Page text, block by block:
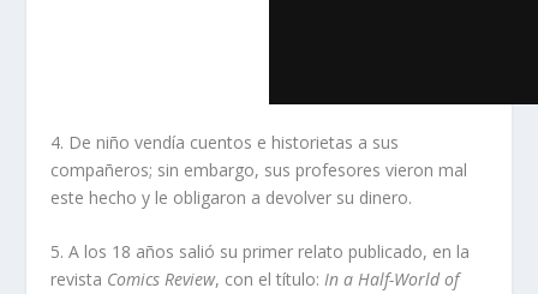
4. De niño vendía cuentos e historietas a sus
compañeros; sin embargo, sus profesores vieron mal
este hecho y le obligaron a devolver su dinero.
5. A los 18 años salió su primer relato publicado, en la
revista Comics Review, con el título:In a Half-World of